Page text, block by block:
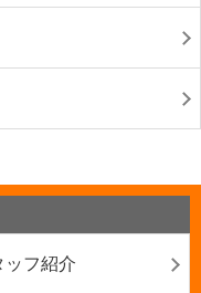
ッフ紹介